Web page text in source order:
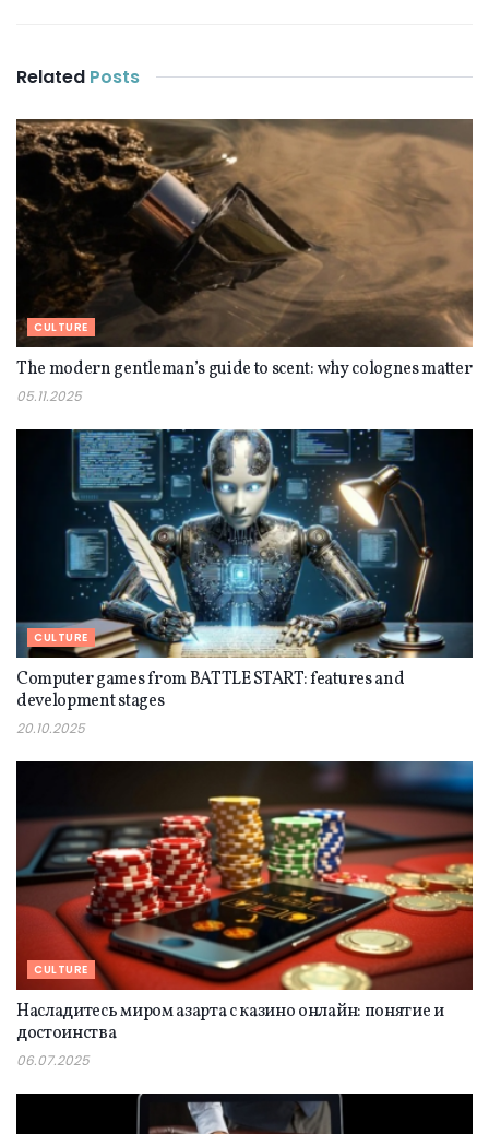
Related Posts
CULTURE
The modern gentleman’s guide to scent: why colognes matter
05.11.2025
CULTURE
Computer games from BATTLE START: features and
development stages
20.10.2025
CULTURE
Насладитесь миром азарта с казино онлайн: понятие и
достоинства
06.07.2025